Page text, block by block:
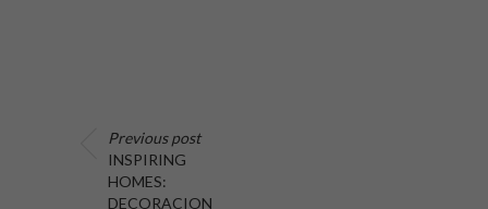
Previous post
INSPIRING
HOMES:
DECORACION